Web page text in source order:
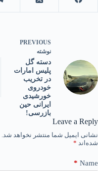
PREVIOUS
نوشته
دسته گل
پلیس امارات
در تخریب
خودروی
خورشیدی
ایرانی حین
بازرسی!
Leave a Reply
نشانی ایمیل شما منتشر نخواهد شد.
شده‌اند *
Name
*